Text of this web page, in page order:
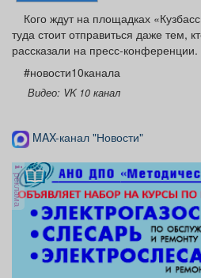
Кого ждут на площадках
туда стоит отправиться даже тем,
рассказали на пресс-конференции.
#новости10канала
Видео: VK 10 канал
MAX-канал "Новости"
реклама